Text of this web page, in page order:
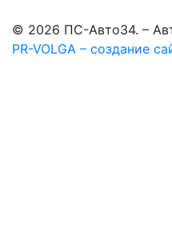
© 2026 ПС-Авто34. –
PR-VOLGA – создание